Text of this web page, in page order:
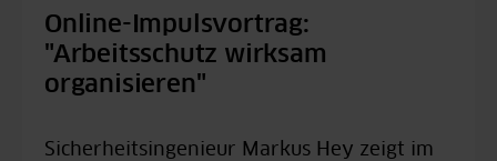
Online-Impulsvortrag:
"Arbeitsschutz wirksam
organisieren"
Sicherheitsingenieur Markus Hey zeigt im